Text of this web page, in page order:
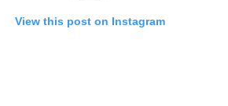
View this post on Instagram